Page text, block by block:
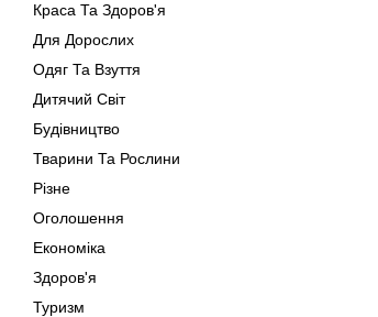
Краса Та Здоров'я
Для Дорослих
Одяг Та Взуття
Дитячий Світ
Будівництво
Тварини Та Рослини
Різне
Оголошення
Економіка
Здоров'я
Туризм